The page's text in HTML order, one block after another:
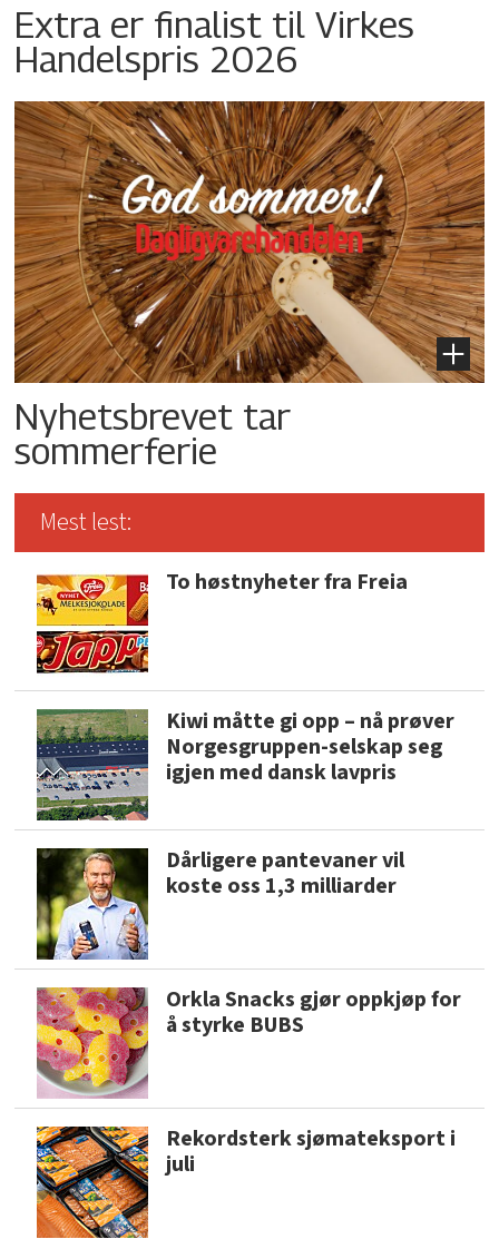
Extra er finalist til Virkes
Handelspris 2026
Nyhetsbrevet tar
sommerferie
Mest lest:
To høstnyheter fra Freia
Kiwi måtte gi opp – nå prøver
Norgesgruppen-selskap seg
igjen med dansk lavpris
Dårligere pantevaner vil
koste oss 1,3 milliarder
Orkla Snacks gjør oppkjøp for
å styrke BUBS
Rekordsterk sjømateksport i
juli